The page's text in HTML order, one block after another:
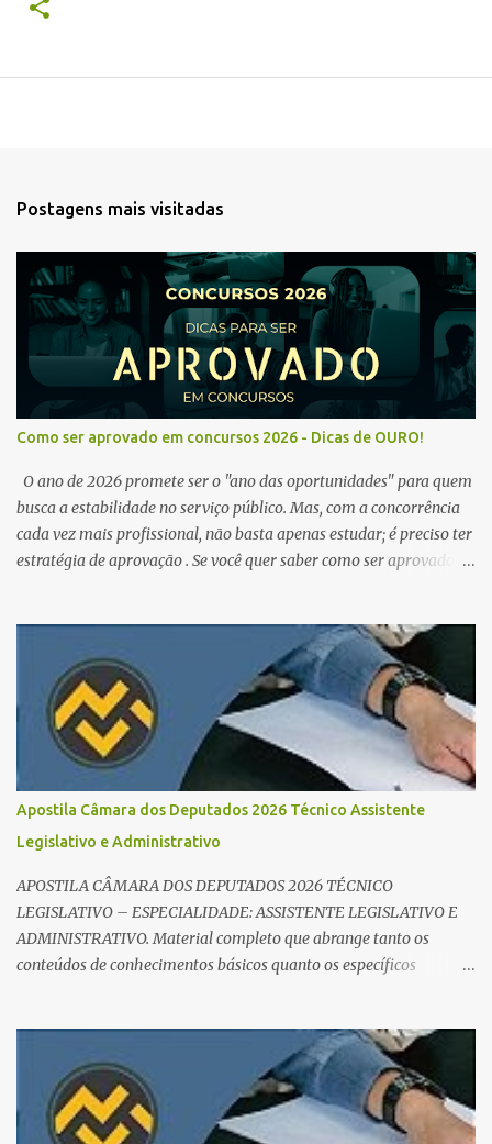
Postagens mais visitadas
Como ser aprovado em concursos 2026 - Dicas de OURO!
O ano de 2026 promete ser o "ano das oportunidades" para quem
busca a estabilidade no serviço público. Mas, com a concorrência
cada vez mais profissional, não basta apenas estudar; é preciso ter
estratégia de aprovação . Se você quer saber como ser aprovado
Edital Verticalizado Não comece a estudar sem ler o edital. A dica
de ouro é criar um edital verticalizado . Liste todos os tópicos e
marque seu progresso (Teoria / Resumo / Questões). Isso evita que
você perca tempo com conteúdos irrelevantes e garante que você
bata todo o conteúdo programático. Palavras-chave para o seu
sucesso: Cronograma de estudos dinâmico; Técnica Pomodoro
para foco total; Foco em disciplinas básicas (Português, RLM e
Direito Administrativo). 🔄 2. Revisão Espaç...
Apostila Câmara dos Deputados 2026 Técnico Assistente
Legislativo e Administrativo
APOSTILA CÂMARA DOS DEPUTADOS 2026 TÉCNICO
LEGISLATIVO – ESPECIALIDADE: ASSISTENTE LEGISLATIVO E
ADMINISTRATIVO. Material completo que abrange tanto os
conteúdos de conhecimentos básicos quanto os específicos
realidade, e o cargo de Analista Legislativo (Processo Legislativo e
Gestão) se destaca como uma das melhores oportunidades do ano.
Com exigência de nível superior em qualquer área, o certame
oferece 35 vagas imediatas e salários que ultrapassam os R$ 30